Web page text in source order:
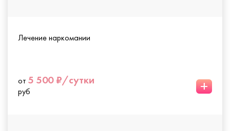
Лечение наркомании
от 5 500 ₽/сутки
руб +